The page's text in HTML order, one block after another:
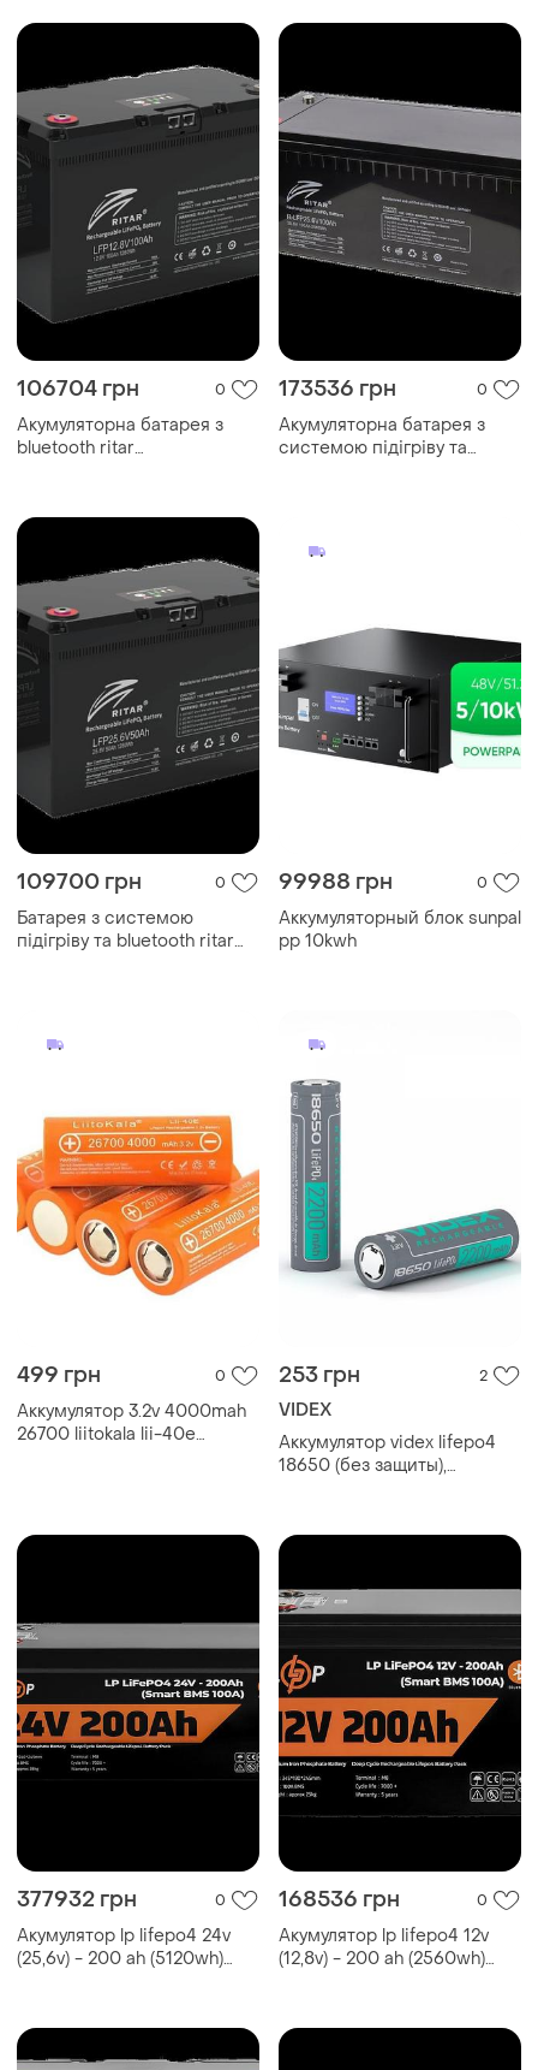
106704 грн 0
Акумуляторна батарея з
bluetooth ritar
173536 грн 0
Акумуляторна батарея з
системою підігріву та
109700 грн 0
Батарея з системою
підігріву та bluetooth ritar
99988 грн 0
Аккумуляторный блок sunpal
pp 10kwh
499 грн 0
Аккумулятор 3.2v 4000mah
26700 liitokala lii-40e
253 грн 2
VIDEX
Аккумулятор videx lifepo4
18650 (без защиты),
377932 грн 0
Акумулятор lp lifepo4 24v
(25,6v) - 200 ah (5120wh)
168536 грн 0
Акумулятор lp lifepo4 12v
(12,8v) - 200 ah (2560wh)